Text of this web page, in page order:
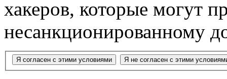
хакеров, которые могут
несанкционированному